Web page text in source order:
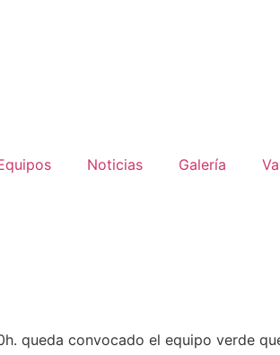
Noticias Galería
queda convocado el equipo verde